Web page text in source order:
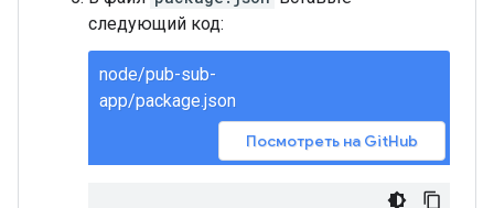
следующий код:
node/pub-sub-
app/package.json
Посмотреть на GitHub